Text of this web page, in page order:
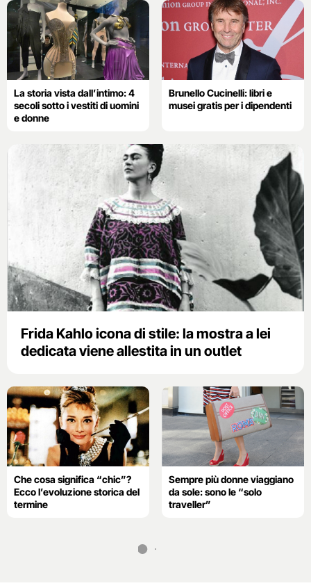
La storia vista dall’intimo: 4
secoli sotto i vestiti di uomini
e donne
Brunello Cucinelli: libri e
musei gratis per i dipendenti
Frida Kahlo icona di stile: la mostra a lei
dedicata viene allestita in un outlet
Che cosa significa “chic”?
Ecco l’evoluzione storica del
termine
Sempre più donne viaggiano
da sole: sono le “solo
traveller”